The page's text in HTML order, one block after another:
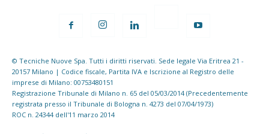
© Tecniche Nuove Spa. Tutti i diritti riservati. Sede legale Via Eritrea 21 -
20157 Milano | Codice fiscale, Partita IVA e Iscrizione al Registro delle
imprese di Milano: 00753480151
Registrazione Tribunale di Milano n. 65 del 05/03/2014 (Precedentemente
registrata presso il Tribunale di Bologna n. 4273 del 07/04/1973)
ROC n. 24344 dell'11 marzo 2014